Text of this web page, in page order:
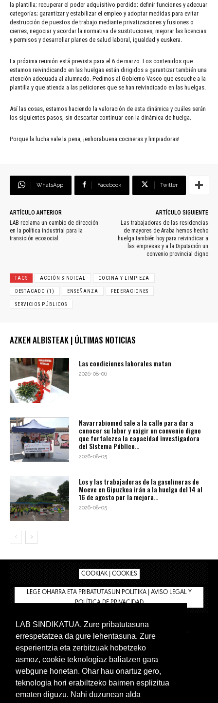
la plantilla; recuperar el poder adquisitivo perdido; definir funciones y adecuar
categorías; garantizar y estabilizar el empleo y adoptar medidas para evitar
destrucción de puestos de trabajo mediante privatizaciones y fusiones o
cierres, negociar y acordar la normativa de sustituciones, mejorar las licencias
y permisos y desarrollar planes de salud laboral, igualdad y euskera.
La próxima reunión está prevista para el 6 de marzo. Los contenidos que
estamos reivindicando en las huelgas están dirigidos a garantizar también una
atención adecuada al alumnado. Pedimos al Gobierno Vasco que escuche a la
plantilla y que atienda a las peticiones que se han reivindicado en las huelgas.
Así las cosas, estamos haciendo la valoración de esta dinámica y cuáles serán
los siguientes pasos, sin descartar continuar con la dinámica de huelga.
Porque la lucha vale la pena, ¡enhorabuena cocineras y limpiadoras!
WhatsApp Facebook Twitter
ARTÍCULO ANTERIOR
LAB reclama un cambio de dirección
en la política industrial para la
transición ecosocial
ARTÍCULO SIGUIENTE
Las trabajadoras de las residencias
de mayores de Araba hemos hecho
huelga también hoy para reivindicar a
las empresas y a la Diputación un
convenio provincial digno
TAGS ACCIÓN SINDICAL COCINA Y LIMPIEZA
DESTACADO (1) ENSEÑANZA FEDERACIONES
SERVICIOS PÚBLICOS
AZKEN ALBISTEAK | ÚLTIMAS NOTICIAS
Las condiciones laborales matan
2026-08-06
Navarrabiomed sale a la calle para dar a
conocer su labor y exigir un convenio digno
que fortalezca la capacidad investigadora
del Sistema Público...
2026-08-05
Los y las trabajadoras de la gasolineras de
Moeve en Gipuzkoa irán a la huelga del 14 al
16 de agosto por la mejora...
2026-08-05
COOKIAK | COOKIES
LEGE OHARRA ETA PRIBATUTASUN POLITIKA | AVISO LEGAL Y
POLÍTICA DE PRIVACIDAD
BIZILAN.EUS
TIENDA
INTRANET 🔑
Euskera Castellano
LAB SINDIKATUA. Zure pribatutasuna
errespetatzea da gure lehentasuna. Zure
esperientzia eta zerbitzuak hobetzeko
asmoz, cookie teknologiaz baliatzen gara
webgune honetan. Ohar hau onartuz gero,
teknologia hori erabiltzeko baimen esplizitua
ematen diguzu. Nahi duzunean alda